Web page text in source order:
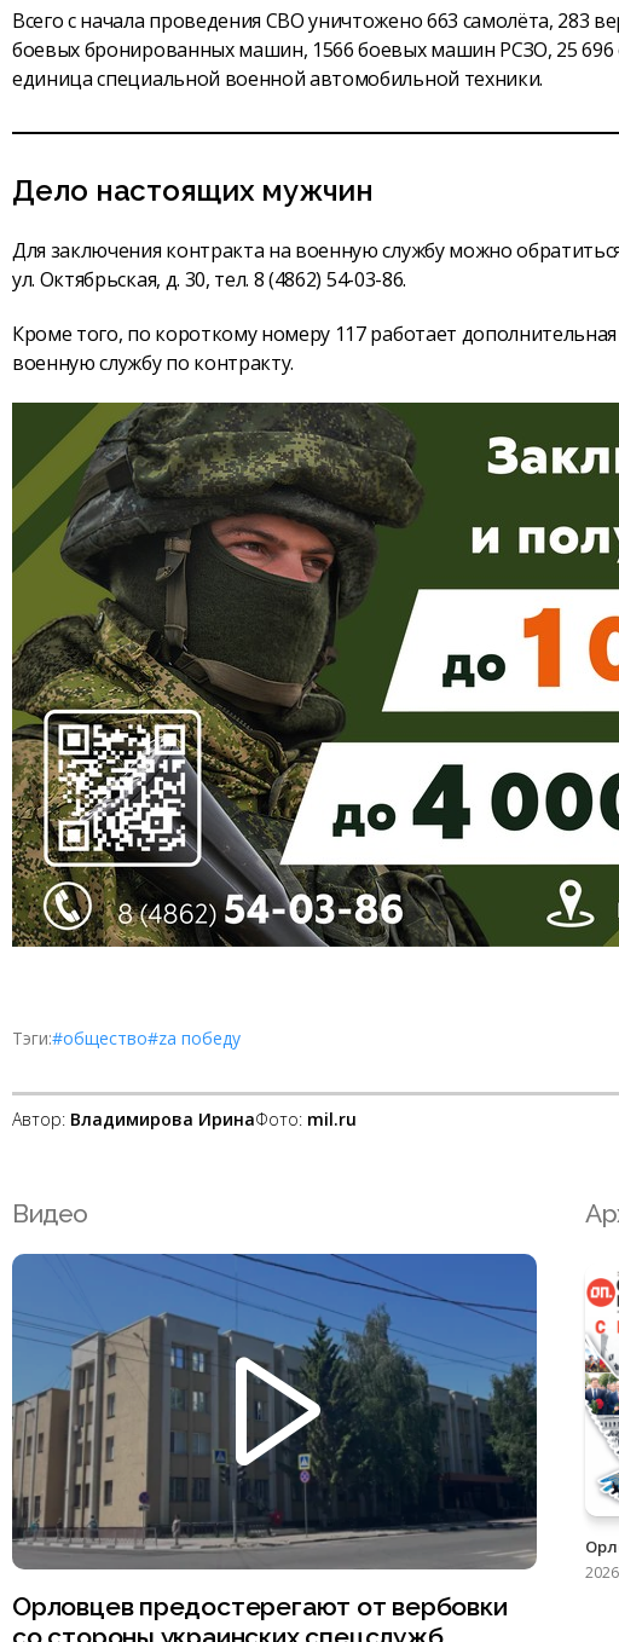
Всего с начала проведения СВО уничтожено 663 самолёта, 283
боевых бронированных машин, 1566 боевых машин РСЗО, 25
единица специальной военной автомобильной техники.
Дело настоящих мужчин
Для заключения контракта на военную службу можно
ул. Октябрьская, д. 30, тел. 8 (4862) 54-03-86.
Кроме того, по короткому номеру 117 работает
военную службу по контракту.
Тэги:#общество#zа победу
Автор: Владимирова ИринаФото: mil.ru
Видео
Орловцев предостерегают от вербовки